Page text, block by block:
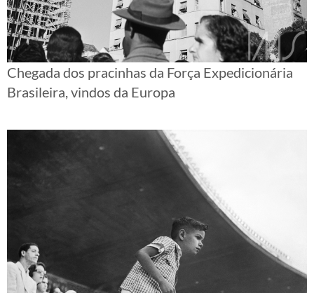
Chegada dos pracinhas da Força Expedicionária
Brasileira, vindos da Europa